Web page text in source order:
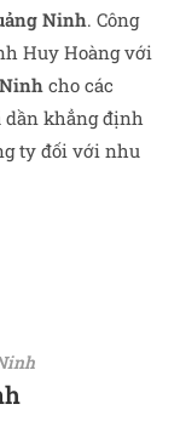
Ninh. Công
Huy Hoàng với
cho các
dần khẳng định
ty đối với nhu